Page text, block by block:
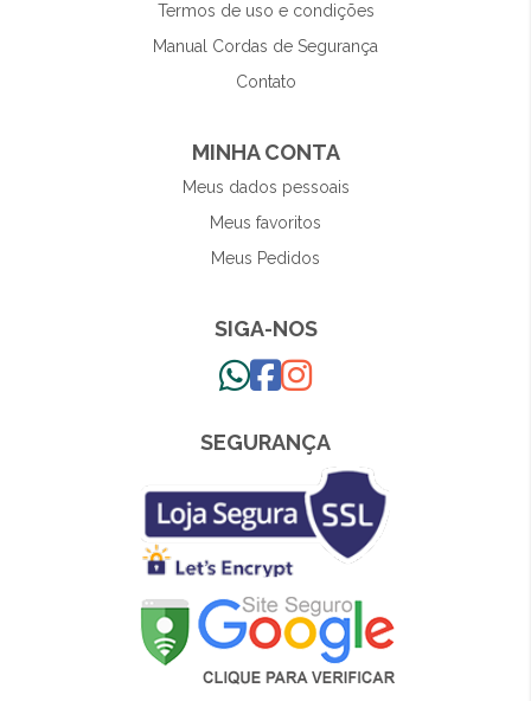
Termos de uso e condições
Manual Cordas de Segurança
Contato
MINHA CONTA
Meus dados pessoais
Meus favoritos
Meus Pedidos
SIGA-NOS
SEGURANÇA